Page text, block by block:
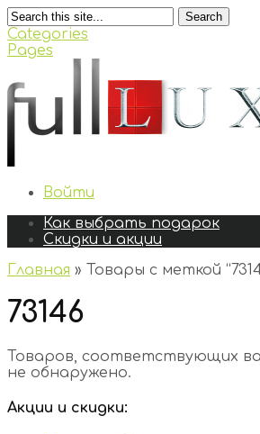
Search
Categories
Pages
Войти
Как выбрать подарок
Скидки и акции
Главная » Товары с меткой
73146
Товаров, соответствующих
не обнаружено.
Акции и скидки: